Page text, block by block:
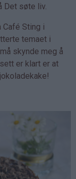
Det søte liv.
Café Sting i
temaet i
skynde meg å
er klart er at